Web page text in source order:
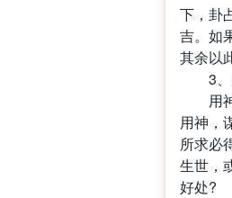
下，卦
吉。如
其余以
3、
用神
用神，
所求必
生世，
好处?